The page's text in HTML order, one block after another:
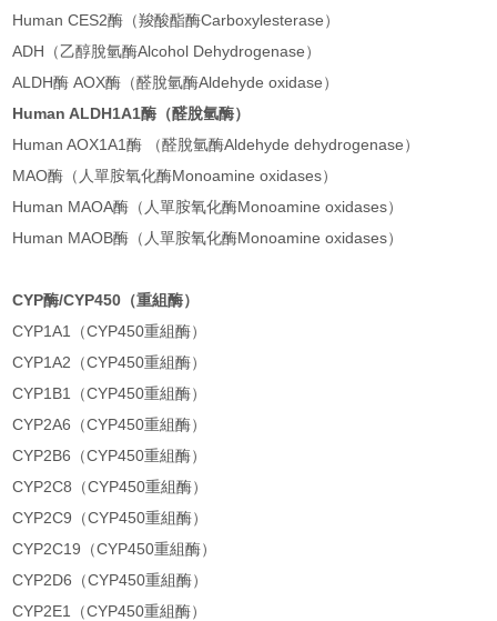
Human CES2酶（羧酸酯酶Carboxylesterase）
ADH（乙醇脫氫酶Alcohol Dehydrogenase）
ALDH酶 AOX酶（醛脫氫酶Aldehyde oxidase）
Human ALDH1A1酶（醛脫氫酶）
Human AOX1A1酶 （醛脫氫酶Aldehyde dehydrogenase）
MAO酶（人單胺氧化酶Monoamine oxidases）
Human MAOA酶（人單胺氧化酶Monoamine oxidases）
Human MAOB酶（人單胺氧化酶Monoamine oxidases）
CYP酶/CYP450（重組酶）
CYP1A1（CYP450重組酶）
CYP1A2（CYP450重組酶）
CYP1B1（CYP450重組酶）
CYP2A6（CYP450重組酶）
CYP2B6（CYP450重組酶）
CYP2C8（CYP450重組酶）
CYP2C9（CYP450重組酶）
CYP2C19（CYP450重組酶）
CYP2D6（CYP450重組酶）
CYP2E1（CYP450重組酶）